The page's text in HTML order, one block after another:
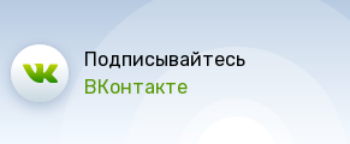
Подписывайтесь
ВКонтакте